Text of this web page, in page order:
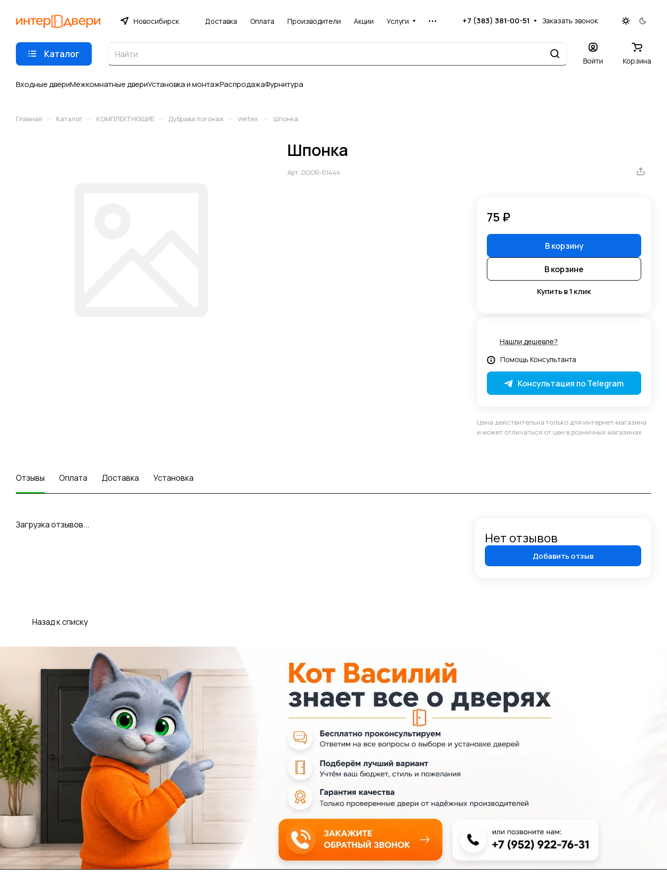
Новосибирск Доставка Оплата Производители Акции Услуги +7 (383) 381-00-51 Заказать звонок
Каталог
Войти Корзина
Входные двериМежкомнатные двериУстановка и монтажРаспродажаФурнитура
Главная – Каталог – КОМПЛЕКТУЮЩИЕ – Дубрава погонаж – Vertex – Шпонка
Шпонка
Арт. DOOR-01444
75 ₽
В корзину
В корзине
Купить в 1 клик
Нашли дешевле?
Помощь Консультанта
Консультация по Telegram
Цена действительна только для интернет-магазина
и может отличаться от цен в розничных магазинах
Отзывы Оплата Доставка Установка
Загрузка отзывов...
Нет отзывов
Добавить отзыв
Назад к списку